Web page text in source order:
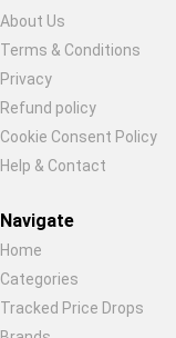
Restore previous
About Us
Terms & Conditions
Privacy
Refund policy
Cookie Consent Policy
Help & Contact
Navigate
Home
Categories
Tracked Price Drops